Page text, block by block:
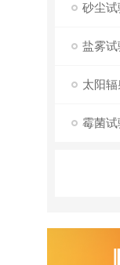
砂尘试
盐雾试
太阳
霉菌试